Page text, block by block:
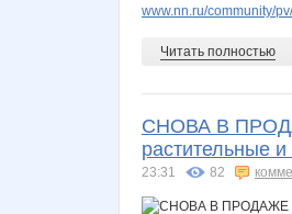
www.nn.ru/community/
Читать полностью
СНОВА В
растительные
23:31 82